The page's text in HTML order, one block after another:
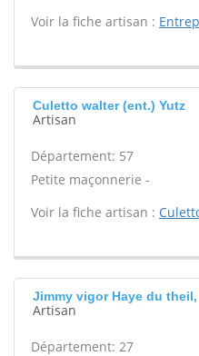
Voir la fiche artisan :
Culetto walter (ent.) Yutz
Artisan
Département: 57
Petite maçonnerie -
Voir la fiche artisan :
Jimmy vigor Haye du
Artisan
Département: 27